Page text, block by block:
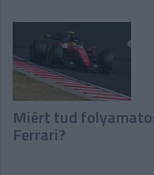
Miért tud
Ferrari?